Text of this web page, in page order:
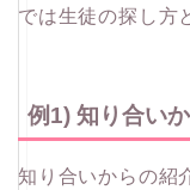
では生徒の探し方
例1) 知り合い
知り合いからの紹